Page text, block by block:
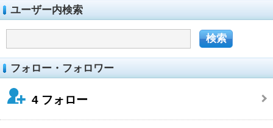
ユーザー内検索
フォロー・フォロワー
4 フォロー